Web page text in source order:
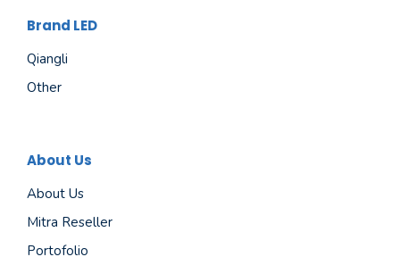
Brand LED
Qiangli
Other
About Us
About Us
Mitra Reseller
Portofolio